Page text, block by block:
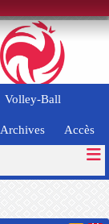
Volley-Ball
Archives Accès